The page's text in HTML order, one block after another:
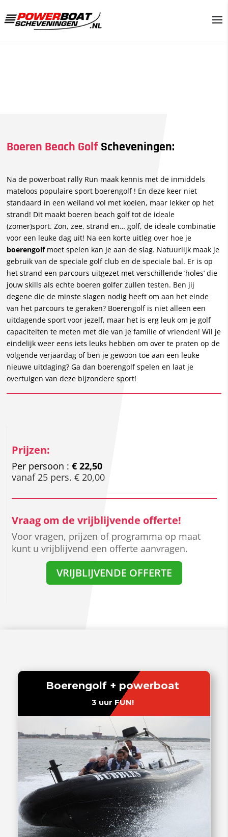
Boeren Beach Golf Scheveningen:
Na de powerboat rally Run maak kennis met de inmiddels
mateloos populaire sport boerengolf ! En deze keer niet
standaard in een weiland vol met koeien, maar lekker op het
strand! Dit maakt boeren beach golf tot de ideale
(zomer)sport. Zon, zee, strand en… golf, de ideale combinatie
voor een leuke dag uit! Na een korte uitleg over hoe je
boerengolfmoet spelen kan je aan de slag. Natuurlijk maak je
gebruik van de speciale golf club en de speciale bal. Er is op
het strand een parcours uitgezet met verschillende ‘holes’ die
jouw skills als echte boeren golfer zullen testen. Ben jij
degene die de minste slagen nodig heeft om aan het einde
van het parcours te geraken? Boerengolf is niet alleen een
uitdagende sport voor jezelf, maar het is erg leuk om je golf
capaciteiten te meten met die van je familie of vrienden! Wil je
eindelijk weer eens iets leuks hebben om over te praten op de
volgende verjaardag of ben je gewoon toe aan een leuke
nieuwe uitdaging? Ga dan boerengolf spelen en laat je
overtuigen van deze bijzondere sport!
Prijzen:
Per persoon : € 22,50
vanaf 25 pers. € 20,00
Vraag om de vrijblijvende offerte!
Voor vragen, prijzen of programma op maat
kunt u vrijblijvend een offerte aanvragen.
VRIJBLIJVENDE OFFERTE
Boerengolf + powerboat
3 uur FUN!